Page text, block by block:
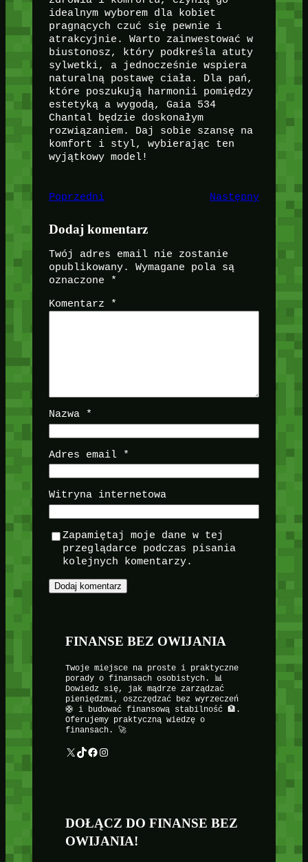
idealnym wyborem dla kobiet
pragnących czuć się pewnie i
atrakcyjnie. Warto zainwestować w
biustonosz, który podkreśla atuty
sylwetki, a jednocześnie wspiera
naturalną postawę ciała. Dla pań,
które poszukują harmonii pomiędzy
estetyką a wygodą, Gaia 534
Chantal będzie doskonałym
rozwiązaniem. Daj sobie szansę na
komfort i styl, wybierając ten
wyjątkowy model!
Poprzedni Następny
Dodaj komentarz
Twój adres email nie zostanie
opublikowany.
Wymagane pola są
oznaczone
*
Komentarz *
Nazwa *
Adres email *
Witryna internetowa
Zapamiętaj moje dane w tej
przeglądarce podczas pisania
kolejnych komentarzy.
FINANSE BEZ OWIJANIA
Twoje miejsce na proste i praktyczne
porady o finansach osobistych. 📊
Dowiedz się, jak mądrze zarządzać
pieniędzmi, oszczędzać bez wyrzeczeń
🛟 i budować finansową stabilność 🏦.
Oferujemy praktyczną wiedzę o
finansach. 🚀
X TikTok Facebook Instagram
DOŁĄCZ DO FINANSE BEZ
OWIJANIA!